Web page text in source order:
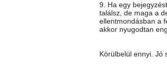
9. Ha egy
találsz, de maga a
ellentmondásban a
akkor nyugodtan
Körülbelül ennyi. Jó